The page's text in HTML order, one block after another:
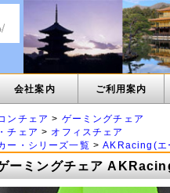
会社案内 ご利用案内
ンチェア > ゲーミングチェア
チェア > オフィスチェア
ー・シリーズ一覧 >AKRacing(エ
ーミングチェア